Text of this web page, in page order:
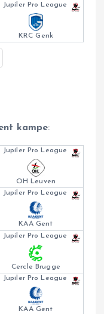
Jupiler Pro League
KRC Genk
kampe:
Jupiler Pro League
OH Leuven
Jupiler Pro League
KAA Gent
Jupiler Pro League
Cercle Brugge
Jupiler Pro League
KAA Gent